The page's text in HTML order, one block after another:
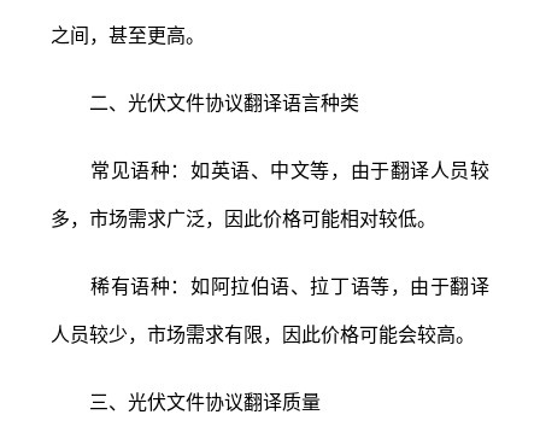
之间，甚至更高。
二、光伏文件协议翻译语言种类
常见语种：如英语、中文等，由于翻译人员较
多，市场需求广泛，因此价格可能相对较低。
稀有语种：如阿拉伯语、拉丁语等，由于翻译
人员较少，市场需求有限，因此价格可能会较高。
三、光伏文件协议翻译质量